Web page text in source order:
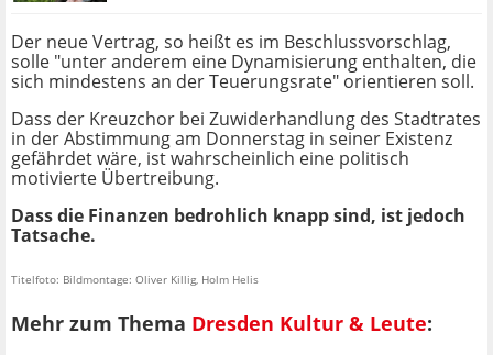
Der neue Vertrag, so heißt es im Beschlussvorschlag,
solle "unter anderem eine Dynamisierung enthalten, die
sich mindestens an der Teuerungsrate" orientieren soll.
Dass der Kreuzchor bei Zuwiderhandlung des Stadtrates
in der Abstimmung am Donnerstag in seiner Existenz
gefährdet wäre, ist wahrscheinlich eine politisch
motivierte Übertreibung.
Dass die Finanzen bedrohlich knapp sind, ist jedoch
Tatsache.
Titelfoto: Bildmontage: Oliver Killig, Holm Helis
Mehr zum Thema Dresden Kultur & Leute: